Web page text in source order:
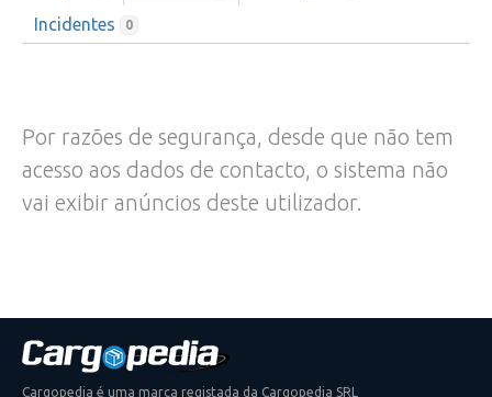
Incidentes 0
Por razões de segurança, desde que não tem
acesso aos dados de contacto, o sistema não
vai exibir anúncios deste utilizador.
Cargopedia é uma marca registada da Cargopedia SRL